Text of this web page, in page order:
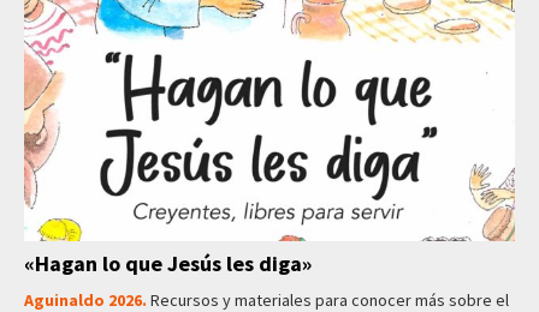
«Hagan lo que Jesús les diga»
Aguinaldo 2026. Recursos y materiales para conocer más sobre el